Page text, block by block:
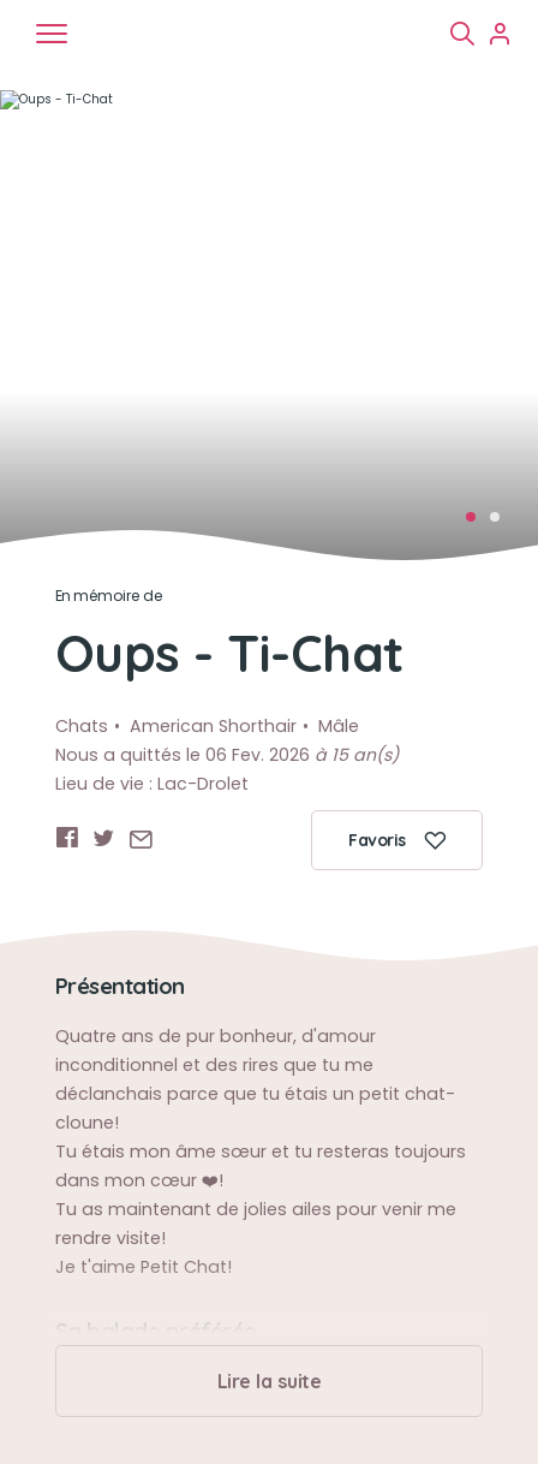
En mémoire de
Oups - Ti-Chat
Chats American Shorthair
Mâle
Nous a quittés le 06 Fev. 2026 à 15 an(s)
Lieu de vie : Lac-Drolet
Favoris
Présentation
Quatre ans de pur bonheur, d'amour
inconditionnel et des rires que tu me
déclanchais parce que tu étais un petit chat-
cloune!
Tu étais mon âme sœur et tu resteras toujours
dans mon cœur ❤️!
Tu as maintenant de jolies ailes pour venir me
rendre visite!
Je t'aime Petit Chat!
Sa balade préférée
Courir après les petits suisses 😸!
Lire la suite